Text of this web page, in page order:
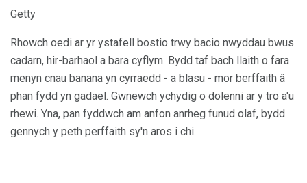
Getty
Rhowch oedi ar yr ystafell bostio trwy bacio nwyddau bwus
cadarn, hir-barhaol a bara cyflym. Bydd taf bach llaith o fara
menyn cnau banana yn cyrraedd - a blasu - mor berffaith â
phan fydd yn gadael. Gwnewch ychydig o dolenni ar y tro a'u
rhewi. Yna, pan fyddwch am anfon anrheg funud olaf, bydd
gennych y peth perffaith sy'n aros i chi.